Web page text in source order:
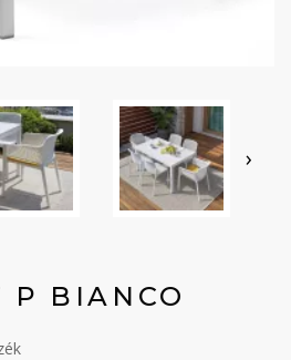
›
P BIANCO